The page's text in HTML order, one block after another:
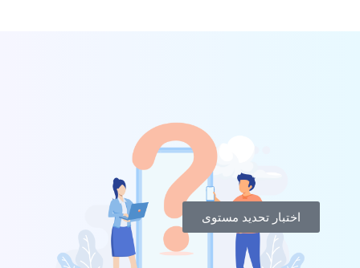
اختبار تحديد مستوى